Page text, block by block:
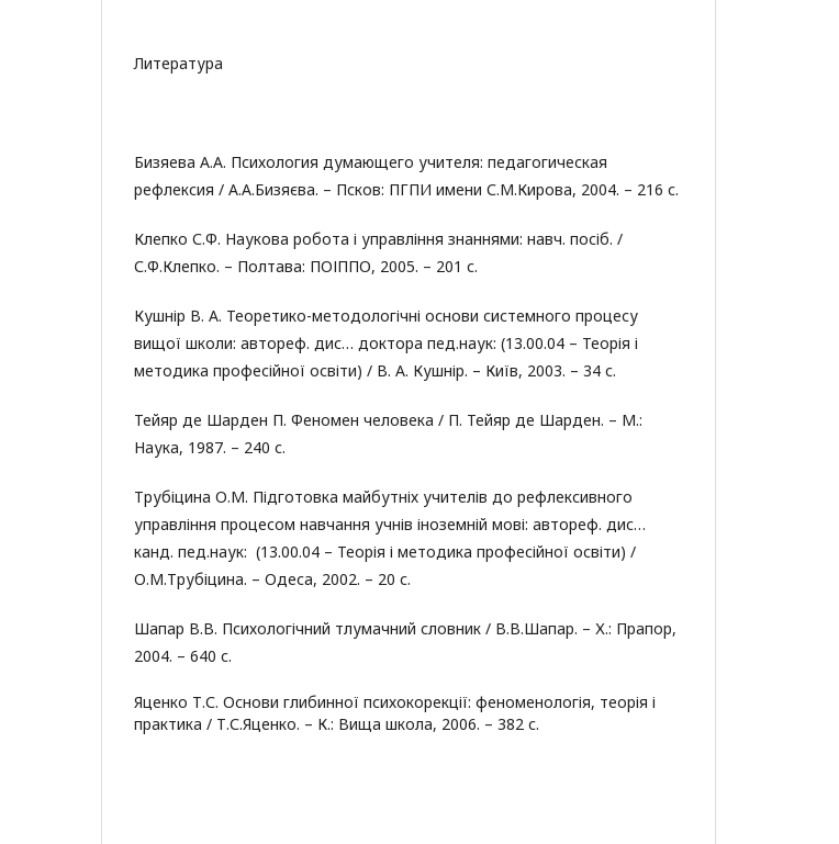
Литература
Бизяева А.А. Психология думающего учителя: педагогическая
рефлексия / А.А.Бизяєва. – Псков: ПГПИ имени С.М.Кирова, 2004. – 216 с.
Клепко С.Ф. Наукова робота і управління знаннями: навч. посіб. /
С.Ф.Клепко. – Полтава: ПОІППО, 2005. – 201 с.
Кушнір В. А. Теоретико-методологічні основи системного процесу
вищої школи: автореф. дис… доктора пед.наук: (13.00.04 – Теорія і
методика професійної освіти) / В. А. Кушнір. – Київ, 2003. – 34 с.
Тейяр де Шарден П. Феномен человека / П. Тейяр де Шарден. – М.:
Наука, 1987. – 240 с.
Трубіцина О.М. Підготовка майбутніх учителів до рефлексивного
управління процесом навчання учнів іноземній мові: автореф. дис…
канд. пед.наук: (13.00.04 – Теорія і методика професійної освіти) /
О.М.Трубіцина. – Одеса, 2002. – 20 с.
Шапар В.В. Психологічний тлумачний словник / В.В.Шапар. – Х.: Прапор,
2004. – 640 с.
Яценко Т.С. Основи глибинної психокорекції: феноменологія, теорія і
практика / Т.С.Яценко. – К.: Вища школа, 2006. – 382 с.